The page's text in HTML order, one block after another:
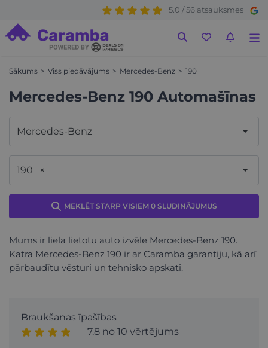
5.0 / 56 atsauksmes
Sākums Viss piedāvājums Mercedes-Benz 190
Mercedes-Benz 190 Automašīnas
Mercedes-Benz
190 ×
MEKLĒT STARP VISIEM 0 SLUDINĀJUMUS
Mums ir liela lietotu auto izvēle Mercedes-Benz 190.
Katra Mercedes-Benz 190 ir ar Caramba garantiju, kā arī
pārbaudītu vēsturi un tehnisko apskati.
Braukšanas īpašības
7.8 no 10 vērtējums